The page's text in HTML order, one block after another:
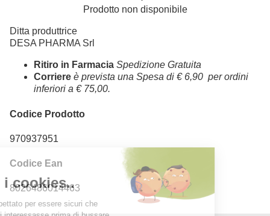
Prodotto non disponibile
Ditta produttrice
DESA PHARMA Srl
Ritiro in Farmacia Spedizione Gratuita
Corriere è prevista una Spesa di € 6,90 per ordini
inferiori a € 75,00.
Codice Prodotto
970937951
Codice Ean
8026486014463